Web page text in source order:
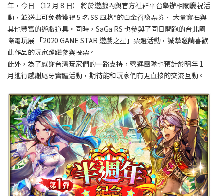
年，今日 （12 月 8 日） 將於遊戲內與官方社群平台舉辦相關慶祝活
動，並送出可免費獲得 5 名 SS 風格*的白金召喚票券、 大量寶石與
其他豐富的遊戲道具。同時，SaGa RS 也參與了同日開跑的台北國
際電玩展 「2020 GAME STAR 遊戲之星」票選活動，誠摯邀請喜歡
此作品的玩家踴躍參與投票。
此外，為了感謝台灣玩家們的一路支持，營運團隊也預計於明年 1
月進行感謝尾牙實體活動，期待能和玩家們有更直接的交流互動。